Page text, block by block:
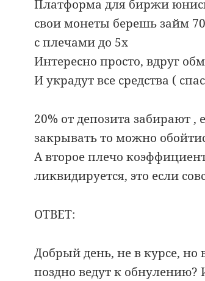
Платформа для биржи
свои монеты берешь займ
с плечами до 5х
Интересно просто, вдруг
И украдут все средства (
20% от депозита забирают
закрывать то можно
А второе плечо
ликвидируется, это если
ОТВЕТ:
Добрый день, не в курсе,
поздно ведут к обнулению?